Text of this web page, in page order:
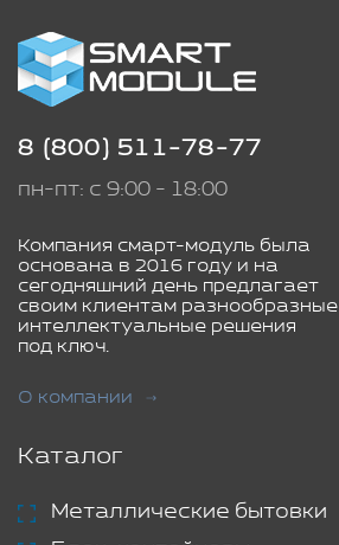
8 (800) 511-78-77
пн-пт: с 9:00 - 18:00
Компания смарт-модуль была
основана в 2016 году и на
сегодняшний день предлагает
своим клиентам разнообразные
интеллектуальные решения
под ключ.
О компании
Каталог
Металлические бытовки